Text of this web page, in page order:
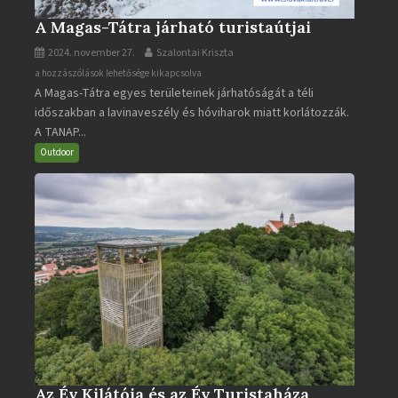
A Magas-Tátra járható turistaútjai
2024. november 27. Szalontai Kriszta
A
Magas-
Tátra
járható
turistaútjai
a hozzászólások lehetősége kikapcsolva
A Magas-Tátra egyes területeinek járhatóságát a téli
időszakban a lavinaveszély és hóviharok miatt korlátozzák.
A TANAP...
Outdoor